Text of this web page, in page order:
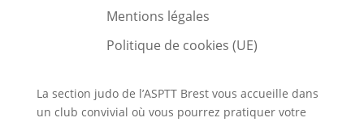
Mentions légales
Politique de cookies (UE)
La section judo de l’ASPTT Brest vous accueille dans
un club convivial où vous pourrez pratiquer votre